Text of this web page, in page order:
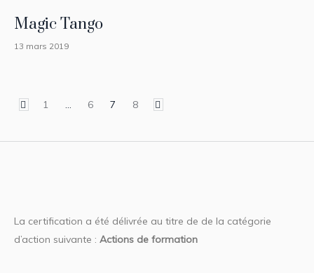
Magic Tango
13 mars 2019
1 … 6 7 8
La certification a été délivrée au titre de de la catégorie
d’action suivante :Actions de formation